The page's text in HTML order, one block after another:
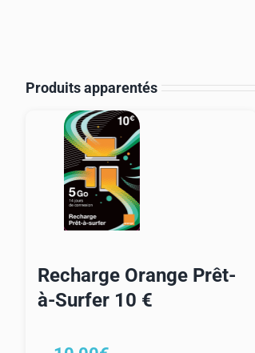
Produits apparentés
Recharge Orange Prêt-
à-Surfer 10 €